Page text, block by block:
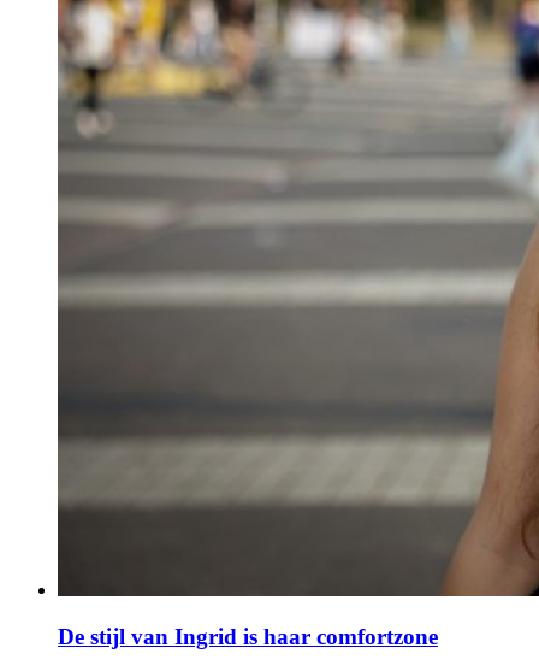
De stijl van Ingrid is haar comfortzone